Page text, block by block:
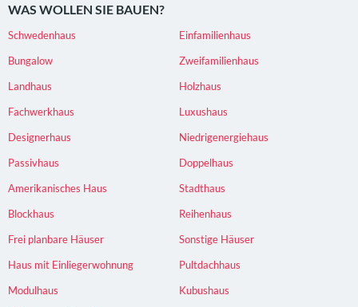
WAS WOLLEN SIE BAUEN?
Schwedenhaus
Einfamilienhaus
Bungalow
Zweifamilienhaus
Landhaus
Holzhaus
Fachwerkhaus
Luxushaus
Designerhaus
Niedrigenergiehaus
Passivhaus
Doppelhaus
Amerikanisches Haus
Stadthaus
Blockhaus
Reihenhaus
Frei planbare Häuser
Sonstige Häuser
Haus mit Einliegerwohnung
Pultdachhaus
Modulhaus
Kubushaus